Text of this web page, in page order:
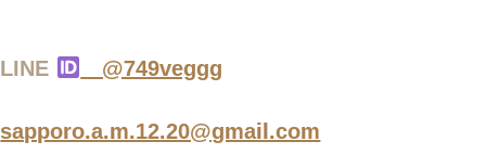
LINE @749veggg
sapporo.a.m.12.20@gmail.com